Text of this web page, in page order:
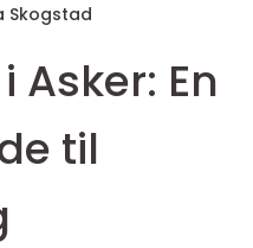
Skogstad
Asker: En
til